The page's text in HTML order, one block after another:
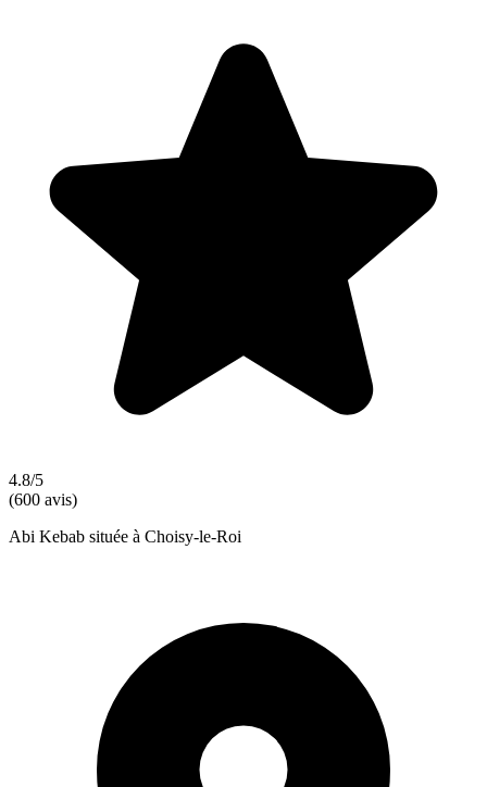
4.8/5
(600 avis)
Abi Kebab située à Choisy-le-Roi